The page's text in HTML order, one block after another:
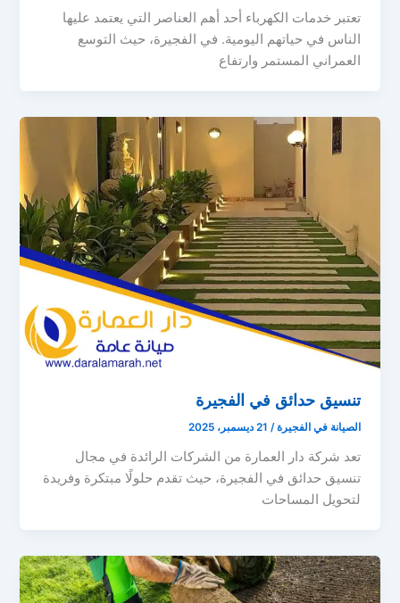
تعتبر خدمات الكهرباء أحد أهم العناصر التي يعتمد عليها
الناس في حياتهم اليومية. في الفجيرة، حيث التوسع
العمراني المستمر وارتفاع
تنسيق حدائق في الفجيرة
الصيانة في الفجيرة/ 21 ديسمبر، 2025
تعد شركة دار العمارة من الشركات الرائدة في مجال
تنسيق حدائق في الفجيرة، حيث تقدم حلولًا مبتكرة وفريدة
لتحويل المساحات